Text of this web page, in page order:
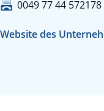
0049 77 44 572178
Website des